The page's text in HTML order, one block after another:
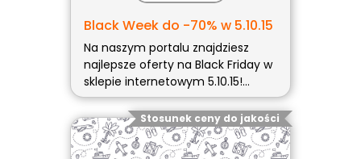
Black Week do -70% w 5.10.15
Na naszym portalu znajdziesz
najlepsze oferty na Black Friday w
sklepie internetowym 5.10.15!
Najnowsza promocja: Black Week
do -70% w 5.10.15! Rozpoczął
(więcej…)
Stosunek ceny do jakości